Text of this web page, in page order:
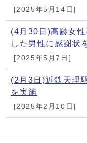
[2025年5月14日]
(4月30日)高齢女
した男性に感謝状
[2025年5月7日]
(2月3日)近鉄天理
を実施
[2025年2月10日]